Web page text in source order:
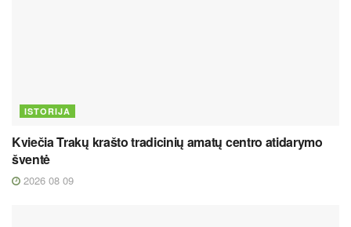
ISTORIJA
Kviečia Trakų krašto tradicinių amatų centro atidarymo
šventė
2026 08 09